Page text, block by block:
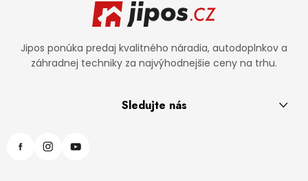
Jipos ponúka predaj kvalitného náradia, autodoplnkov a
záhradnej techniky za najvýhodnejšie ceny na trhu.
Sledujte nás